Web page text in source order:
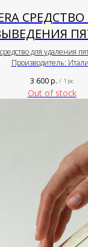
для удаления
Производитель:
3 600р. / 1 pc
Out of stock